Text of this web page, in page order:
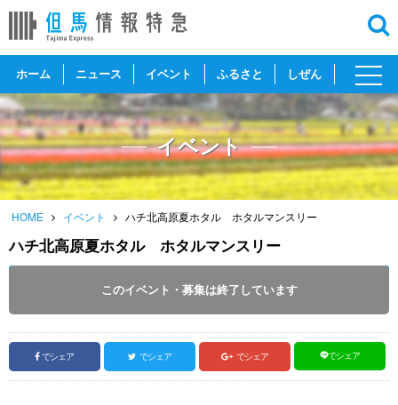
ホーム ニュース イベント ふるさと しぜん
toggle
イベント
HOME イベント ハチ北高原夏ホタル ホタルマンスリー
ハチ北高原夏ホタル ホタルマンスリー
このイベント・募集は終了しています
でシェア でシェア でシェア でシェア